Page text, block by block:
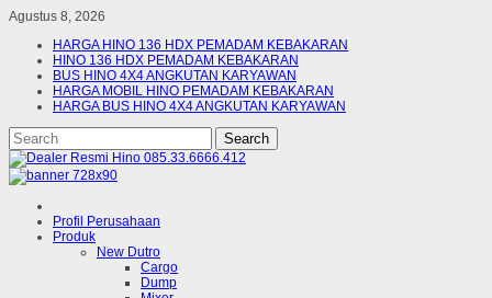
Agustus 8, 2026
HARGA HINO 136 HDX PEMADAM KEBAKARAN
HINO 136 HDX PEMADAM KEBAKARAN
BUS HINO 4X4 ANGKUTAN KARYAWAN
HARGA MOBIL HINO PEMADAM KEBAKARAN
HARGA BUS HINO 4X4 ANGKUTAN KARYAWAN
Profil Perusahaan
Produk
New Dutro
Cargo
Dump